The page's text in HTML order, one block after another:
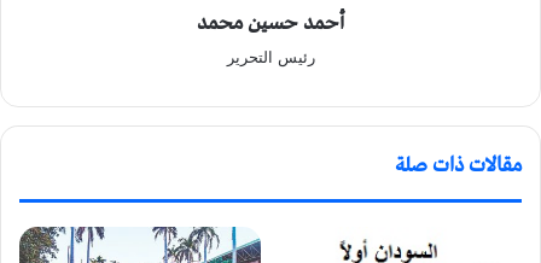
أحمد حسين محمد
رئيس التحرير
مقالات ذات صلة